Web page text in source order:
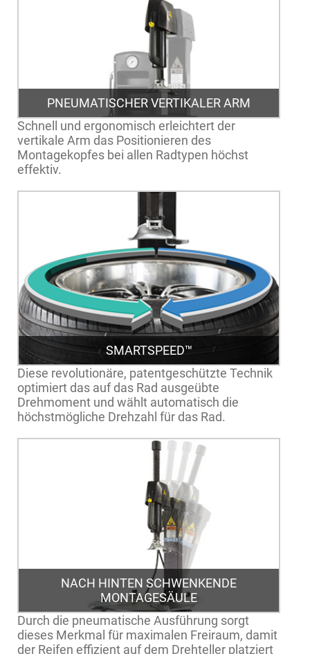
PNEUMATISCHER VERTIKALER ARM
Schnell und ergonomisch erleichtert der
vertikale Arm das Positionieren des
Montagekopfes bei allen Radtypen höchst
effektiv.
SMARTSPEED™
Diese revolutionäre, patentgeschützte Technik
optimiert das auf das Rad ausgeübte
Drehmoment und wählt automatisch die
höchstmögliche Drehzahl für das Rad.
NACH HINTEN SCHWENKENDE
MONTAGESÄULE
Durch die pneumatische Ausführung sorgt
dieses Merkmal für maximalen Freiraum, damit
der Reifen effizient auf dem Drehteller platziert